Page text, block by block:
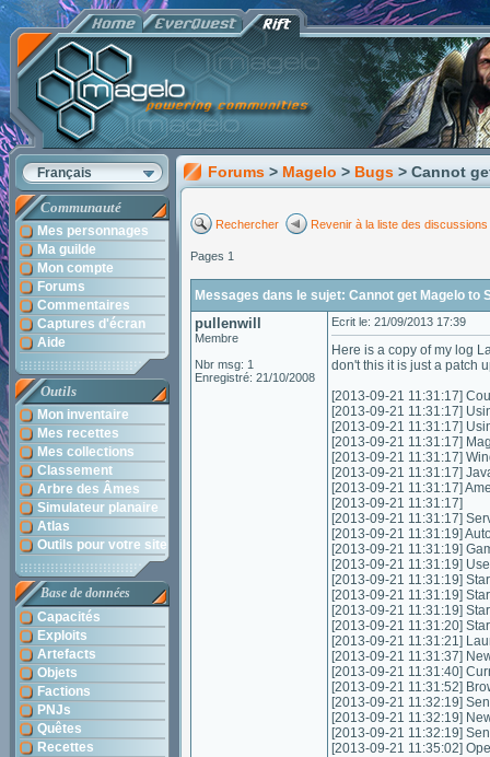
Français
Communauté
Mes personnages
Ma guilde
Mon compte
Forums
Commentaires
Captures d'écran
Aide
Outils
Mon inventaire
Mes recettes
Mes collections
Classement
Arbre des Âmes
Simulateur planaire
Atlas
Outils pour votre site
Base de données
Capacités
Exploits
Artefacts
Objets
Factions
PNJs
Quêtes
Recettes
Forums > Magelo > Bugs > Cannot
Rechercher Revenir à la liste des discussions
Pages 1
Messages dans le sujet: Cannot get Magelo to
pullenwill
Membre
Nbr msg: 1
Enregistré: 21/10/2008
Ecrit le: 21/09/2013 17:39
Here is a copy of my log
don't this it is just a patch
[2013-09-21 11:31:17]
[2013-09-21 11:31:17]
[2013-09-21 11:31:17]
[2013-09-21 11:31:17]
[2013-09-21 11:31:17]
[2013-09-21 11:31:17]
[2013-09-21 11:31:17]
[2013-09-21 11:31:17]
[2013-09-21 11:31:17]
[2013-09-21 11:31:19]
[2013-09-21 11:31:19]
[2013-09-21 11:31:19]
[2013-09-21 11:31:19]
[2013-09-21 11:31:19]
[2013-09-21 11:31:19]
[2013-09-21 11:31:20]
[2013-09-21 11:31:21]
[2013-09-21 11:31:37]
[2013-09-21 11:31:40]
[2013-09-21 11:31:52]
[2013-09-21 11:32:19]
[2013-09-21 11:32:19]
[2013-09-21 11:32:19]
[2013-09-21 11:35:02]